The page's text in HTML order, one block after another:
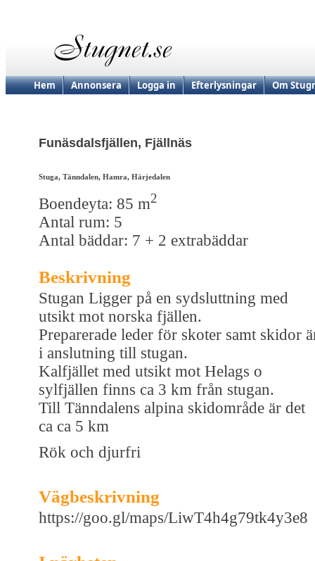
Hem Annonsera Logga in Efterlysningar Om
Funäsdalsfjällen, Fjällnäs
Stuga, Tänndalen, Hamra, Härjedalen
Boendeyta: 85 m2
Antal rum: 5
Antal bäddar: 7 + 2 extrabäddar
Beskrivning
Stugan Ligger på en sydsluttning med
utsikt mot norska fjällen.
Preparerade leder för skoter samt skidor
i anslutning till stugan.
Kalfjället med utsikt mot Helags o
sylfjällen finns ca 3 km från stugan.
Till Tänndalens alpina skidområde är det
ca ca 5 km
Rök och djurfri
Vägbeskrivning
https://goo.gl/maps/LiwT4h4g79tk4y3e8